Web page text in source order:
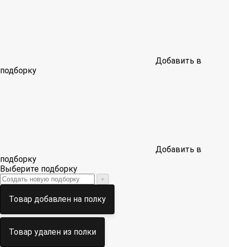
Добавить в
подборку
Добавить в
подборку
Выберите подборку
+
Товар добавлен на полку
Товар удален из полки